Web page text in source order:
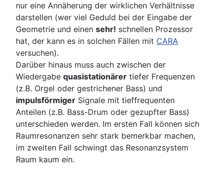
nur eine Annäherung der wirklichen Verhältnisse
darstellen (wer viel Geduld bei der Eingabe der
Geometrie und einen sehr! schnellen Prozessor
hat, der kann es in solchen Fällen mit CARA
versuchen).
Darüber hinaus muss auch zwischen der
Wiedergabe quasistationärer tiefer Frequenzen
(z.B. Orgel oder gestrichener Bass) und
impulsförmiger Signale mit tieffrequenten
Anteilen (z.B. Bass-Drum oder gezupfter Bass)
unterschieden werden. Im ersten Fall können sich
Raumresonanzen sehr stark bemerkbar machen,
im zweiten Fall schwingt das Resonanzsystem
Raum kaum ein.